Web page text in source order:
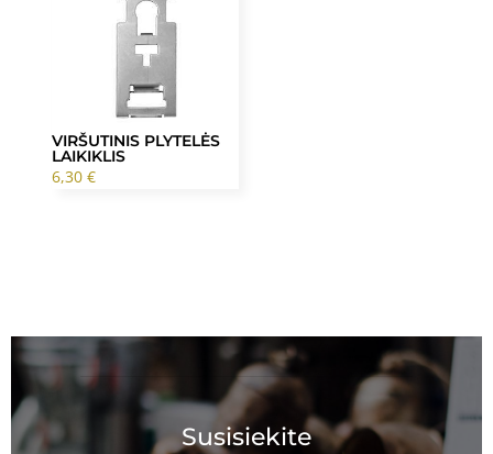
VIRŠUTINIS PLYTELĖS
LAIKIKLIS
6,30 €
Susisiekite